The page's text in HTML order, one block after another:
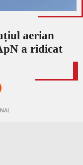
aerian
a ridicat